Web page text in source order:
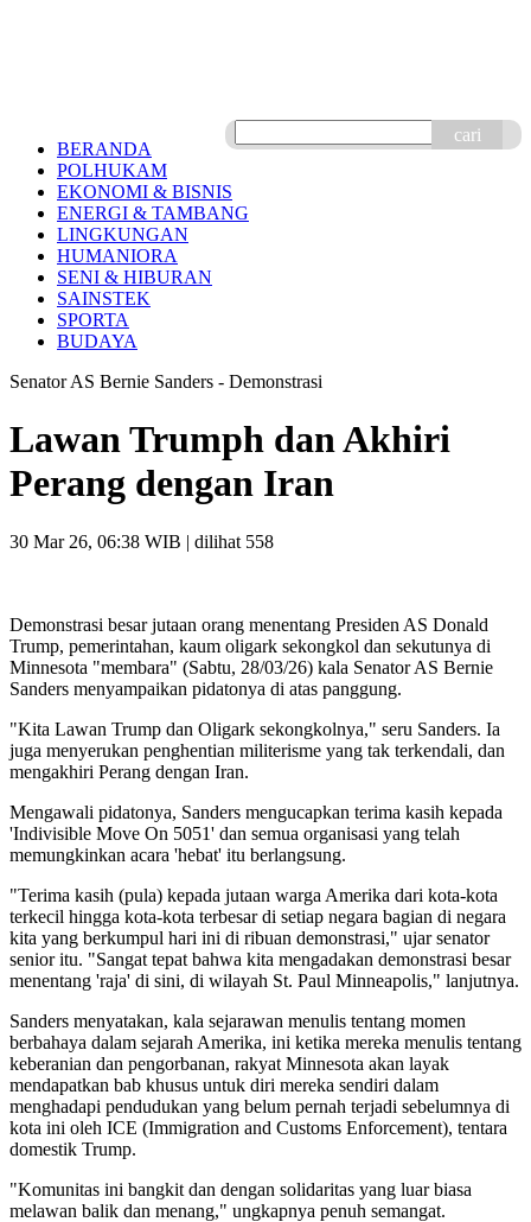
cari
BERANDA
POLHUKAM
EKONOMI & BISNIS
ENERGI & TAMBANG
LINGKUNGAN
HUMANIORA
SENI & HIBURAN
SAINSTEK
SPORTA
BUDAYA
Senator AS Bernie Sanders - Demonstrasi
Lawan Trumph dan Akhiri
Perang dengan Iran
30 Mar 26, 06:38 WIB | dilihat 558
Demonstrasi besar jutaan orang menentang Presiden AS Donald
Trump, pemerintahan, kaum oligark sekongkol dan sekutunya di
Minnesota "membara" (Sabtu, 28/03/26) kala Senator AS Bernie
Sanders menyampaikan pidatonya di atas panggung.
"Kita Lawan Trump dan Oligark sekongkolnya," seru Sanders. Ia
juga menyerukan penghentian militerisme yang tak terkendali, dan
mengakhiri Perang dengan Iran.
Mengawali pidatonya, Sanders mengucapkan terima kasih kepada
'Indivisible Move On 5051' dan semua organisasi yang telah
memungkinkan acara 'hebat' itu berlangsung.
"Terima kasih (pula) kepada jutaan warga Amerika dari kota-kota
terkecil hingga kota-kota terbesar di setiap negara bagian di negara
kita yang berkumpul hari ini di ribuan demonstrasi," ujar senator
senior itu. "Sangat tepat bahwa kita mengadakan demonstrasi besar
menentang 'raja' di sini, di wilayah St. Paul Minneapolis," lanjutnya.
Sanders menyatakan, kala sejarawan menulis tentang momen
berbahaya dalam sejarah Amerika, ini ketika mereka menulis tentang
keberanian dan pengorbanan, rakyat Minnesota akan layak
mendapatkan bab khusus untuk diri mereka sendiri dalam
menghadapi pendudukan yang belum pernah terjadi sebelumnya di
kota ini oleh ICE (Immigration and Customs Enforcement), tentara
domestik Trump.
"Komunitas ini bangkit dan dengan solidaritas yang luar biasa
melawan balik dan menang," ungkapnya penuh semangat.